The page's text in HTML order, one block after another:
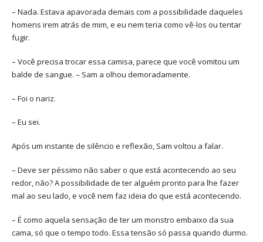
– Nada. Estava apavorada demais com a possibilidade daqueles
homens irem atrás de mim, e eu nem teria como vê-los ou tentar
fugir.
– Você precisa trocar essa camisa, parece que você vomitou um
balde de sangue. – Sam a olhou demoradamente.
– Foi o nariz.
– Eu sei.
Após um instante de silêncio e reflexão, Sam voltou a falar.
– Deve ser péssimo não saber o que está acontecendo ao seu
redor, não? A possibilidade de ter alguém pronto para lhe fazer
mal ao seu lado, e você nem faz ideia do que está acontecendo.
– É como aquela sensação de ter um monstro embaixo da sua
cama, só que o tempo todo. Essa tensão só passa quando durmo.